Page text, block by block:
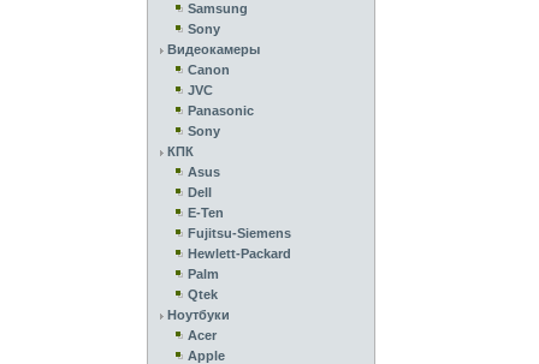
Samsung
Sony
Видеокамеры
Canon
JVC
Panasonic
Sony
КПК
Asus
Dell
E-Ten
Fujitsu-Siemens
Hewlett-Packard
Palm
Qtek
Ноутбуки
Acer
Apple